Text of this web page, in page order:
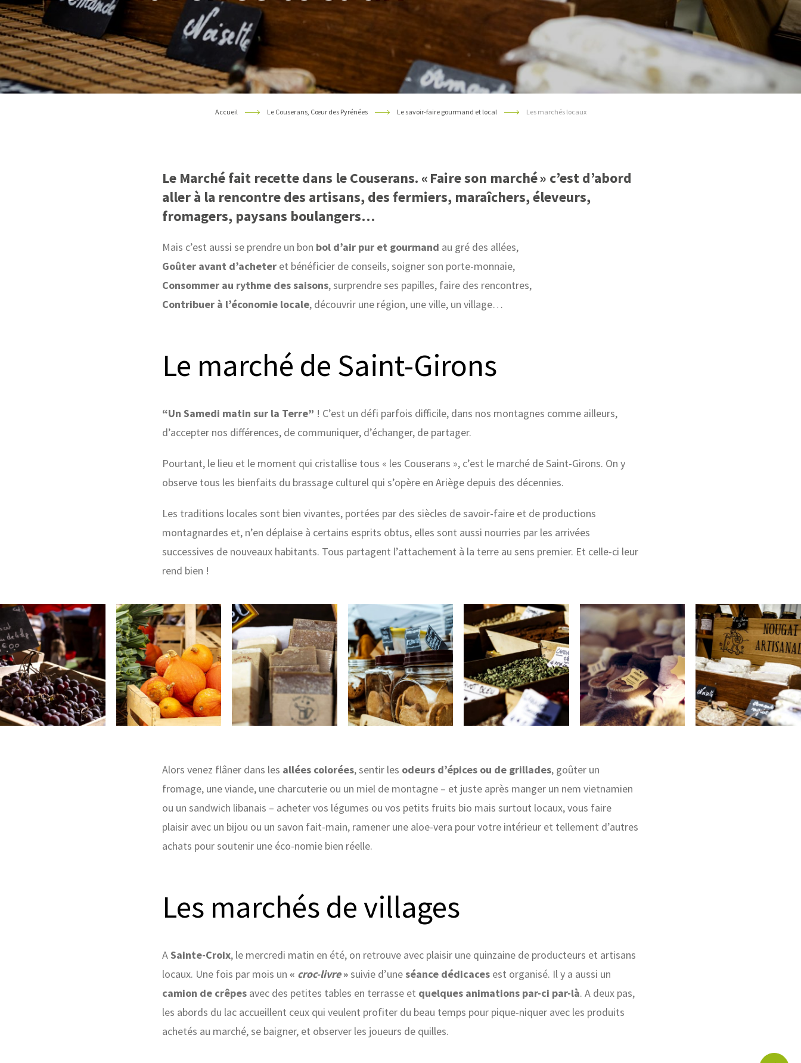
Accueil Le Couserans, Cœur des Pyrénées Le savoir-faire gourmand et local Les marchés locaux
Le Marché fait recette dans le Couserans. « Faire son marché » c’est d’abord
aller à la rencontre des artisans, des fermiers, maraîchers, éleveurs,
fromagers, paysans boulangers…
Mais c’est aussi se prendre un bon bol d’air pur et gourmand au gré des allées,
Goûter avant d’acheter et bénéficier de conseils, soigner son porte-monnaie,
Consommer au rythme des saisons, surprendre ses papilles, faire des rencontres,
Contribuer à l’économie locale, découvrir une région, une ville, un village…
Le marché de Saint-Girons
“Un Samedi matin sur la Terre” ! C’est un défi parfois difficile, dans nos montagnes comme ailleurs,
d’accepter nos différences, de communiquer, d’échanger, de partager.
Pourtant, le lieu et le moment qui cristallise tous « les Couserans », c’est le marché de Saint-Girons. On y
observe tous les bienfaits du brassage culturel qui s’opère en Ariège depuis des décennies.
Les traditions locales sont bien vivantes, portées par des siècles de savoir-faire et de productions
montagnardes et, n’en déplaise à certains esprits obtus, elles sont aussi nourries par les arrivées
successives de nouveaux habitants. Tous partagent l’attachement à la terre au sens premier. Et celle-ci leur
rend bien !
Alors venez flâner dans les allées colorées, sentir les odeurs d’épices ou de grillades, goûter un
fromage, une viande, une charcuterie ou un miel de montagne – et juste après manger un nem vietnamien
ou un sandwich libanais – acheter vos légumes ou vos petits fruits bio mais surtout locaux, vous faire
plaisir avec un bijou ou un savon fait-main, ramener une aloe-vera pour votre intérieur et tellement d’autres
achats pour soutenir une éco-nomie bien réelle.
Les marchés de villages
ASainte-Croix, le mercredi matin en été, on retrouve avec plaisir une quinzaine de producteurs et artisans
locaux. Une fois par mois un « croc-livre»suivie d’uneséance dédicaces est organisé. Il y a aussi un
camion de crêpes avec des petites tables en terrasse et quelques animations par-ci par-là. A deux pas,
les abords du lac accueillent ceux qui veulent profiter du beau temps pour pique-niquer avec les produits
achetés au marché, se baigner, et observer les joueurs de quilles.